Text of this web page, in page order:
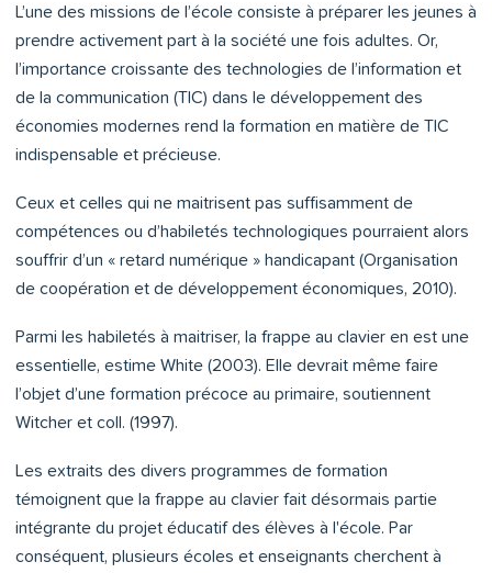
L’une des missions de l’école consiste à préparer les jeunes à
prendre activement part à la société une fois adultes. Or,
l’importance croissante des technologies de l’information et
de la communication (TIC) dans le développement des
économies modernes rend la formation en matière de TIC
indispensable et précieuse.
Ceux et celles qui ne maitrisent pas suffisamment de
compétences ou d’habiletés technologiques pourraient alors
souffrir d’un « retard numérique » handicapant (Organisation
de coopération et de développement économiques, 2010).
Parmi les habiletés à maitriser, la frappe au clavier en est une
essentielle, estime White (2003). Elle devrait même faire
l’objet d’une formation précoce au primaire, soutiennent
Witcher et coll. (1997).
Les extraits des divers programmes de formation
témoignent que la frappe au clavier fait désormais partie
intégrante du projet éducatif des élèves à l'école. Par
conséquent, plusieurs écoles et enseignants cherchent à